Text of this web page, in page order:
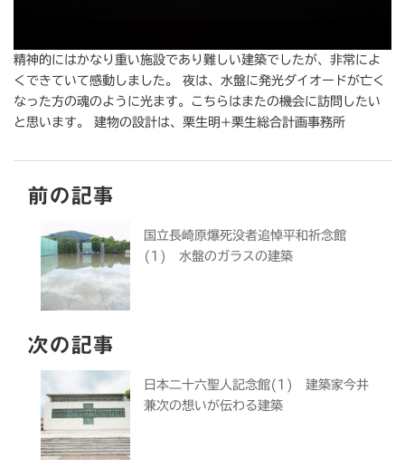
精神的にはかなり重い施設であり難しい建築でしたが、非常によ
くできていて感動しました。 夜は、水盤に発光ダイオードが亡く
なった方の魂のように光ます。こちらはまたの機会に訪問したい
と思います。 建物の設計は、栗生明+栗生総合計画事務所
前の記事
国立長崎原爆死没者追悼平和祈念館
(1) 水盤のガラスの建築
次の記事
日本二十六聖人記念館(1) 建築家今井
兼次の想いが伝わる建築